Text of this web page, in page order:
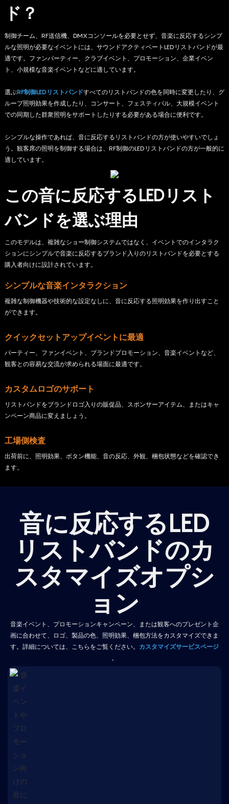
ド？
制御チーム、RF送信機、DMXコンソールを必要とせず、音楽に反応するシンプ
ルな照明が必要なイベントには、サウンドアクティベートLEDリストバンドが最
適です。ファンパーティー、クラブイベント、プロモーション、企業イベン
ト、小規模な音楽イベントなどに適しています。
選ぶRF制御LEDリストバンドすべてのリストバンドの色を同時に変更したり、グ
ループ照明効果を作成したり、コンサート、フェスティバル、大規模イベント
での同期した群衆照明をサポートしたりする必要がある場合に便利です。
シンプルな操作であれば、音に反応するリストバンドの方が使いやすいでしょ
う。観客席の照明を制御する場合は、RF制御のLEDリストバンドの方が一般的に
適しています。
この音に反応するLEDリスト
バンドを選ぶ理由
このモデルは、複雑なショー制御システムではなく、イベントでのインタラク
ションにシンプルで音楽に反応するブランド入りのリストバンドを必要とする
購入者向けに設計されています。
シンプルな音楽インタラクション
複雑な制御機器や技術的な設定なしに、音に反応する照明効果を作り出すこと
ができます。
クイックセットアップイベントに最適
パーティー、ファンイベント、ブランドプロモーション、音楽イベントなど、
観客との容易な交流が求められる場面に最適です。
カスタムロゴのサポート
リストバンドをブランドロゴ入りの販促品、スポンサーアイテム、またはキャ
ンペーン商品に変えましょう。
工場側検査
出荷前に、照明効果、ボタン機能、音の反応、外観、梱包状態などを確認でき
ます。
音に反応するLED
リストバンドのカ
スタマイズオプシ
ョン
音楽イベント、プロモーションキャンペーン、または観客へのプレゼント企
画に合わせて、ロゴ、製品の色、照明効果、梱包方法をカスタマイズできま
す。詳細については、こちらをご覧ください。 カスタマイズサービスページ
。